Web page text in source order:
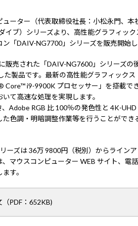
ーター（代表取締役社長：小松永門、
イブ）シリーズより、高性能グラフィッ
「DAIV-NG7700」シリーズを販売開始し
販売された「DAIV-NG7600」シリーズ
た製品です。最新の高性能グラフィック
Core™ i9-9900K プロセッサー」を搭載で
て高速な処理を実現します。
、Adobe RGB 比 100％の発色性と 4K-
た色調・明暗調整作業等を行うことがで
ーズは 36万 9800円（税別）からライン
、マウスコンピューター WEB サイト、
す。
（PDF：652KB)